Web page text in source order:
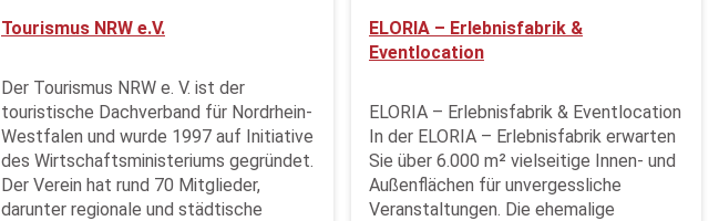
Tourismus NRW e.V.
Der Tourismus NRW e. V. ist der
touristische Dachverband für Nordrhein-
Westfalen und wurde 1997 auf Initiative
des Wirtschaftsministeriums gegründet.
Der Verein hat rund 70 Mitglieder,
darunter regionale und städtische
ELORIA – Erlebnisfabrik &
Eventlocation
ELORIA – Erlebnisfabrik & Eventlocation
In der ELORIA – Erlebnisfabrik erwarten
Sie über 6.000 m² vielseitige Innen- und
Außenflächen für unvergessliche
Veranstaltungen. Die ehemalige